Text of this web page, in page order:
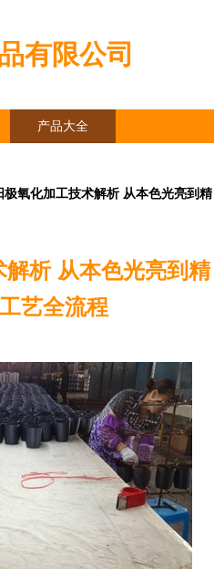
有限公司
产品大全
极氧化加工技术解析 从本色光亮到精
析 从本色光亮到精
艺全流程